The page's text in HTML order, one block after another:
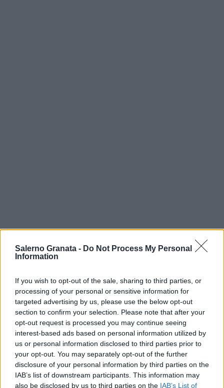
Salerno Granata - Do Not Process My Personal
Information
If you wish to opt-out of the sale, sharing to third parties, or
processing of your personal or sensitive information for
targeted advertising by us, please use the below opt-out
section to confirm your selection. Please note that after your
opt-out request is processed you may continue seeing
interest-based ads based on personal information utilized by
us or personal information disclosed to third parties prior to
your opt-out. You may separately opt-out of the further
disclosure of your personal information by third parties on the
IAB’s list of downstream participants. This information may
also be disclosed by us to third parties on the IAB’s List of